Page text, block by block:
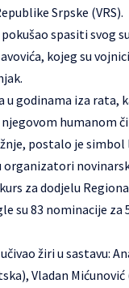
Srpske (VRS).
spasiti svog
kojeg su
u godinama iza rata,
humanom
postalo je
za dodjelu
su 83 nominacije za
žiri u sastavu:
Vladan Mićunović